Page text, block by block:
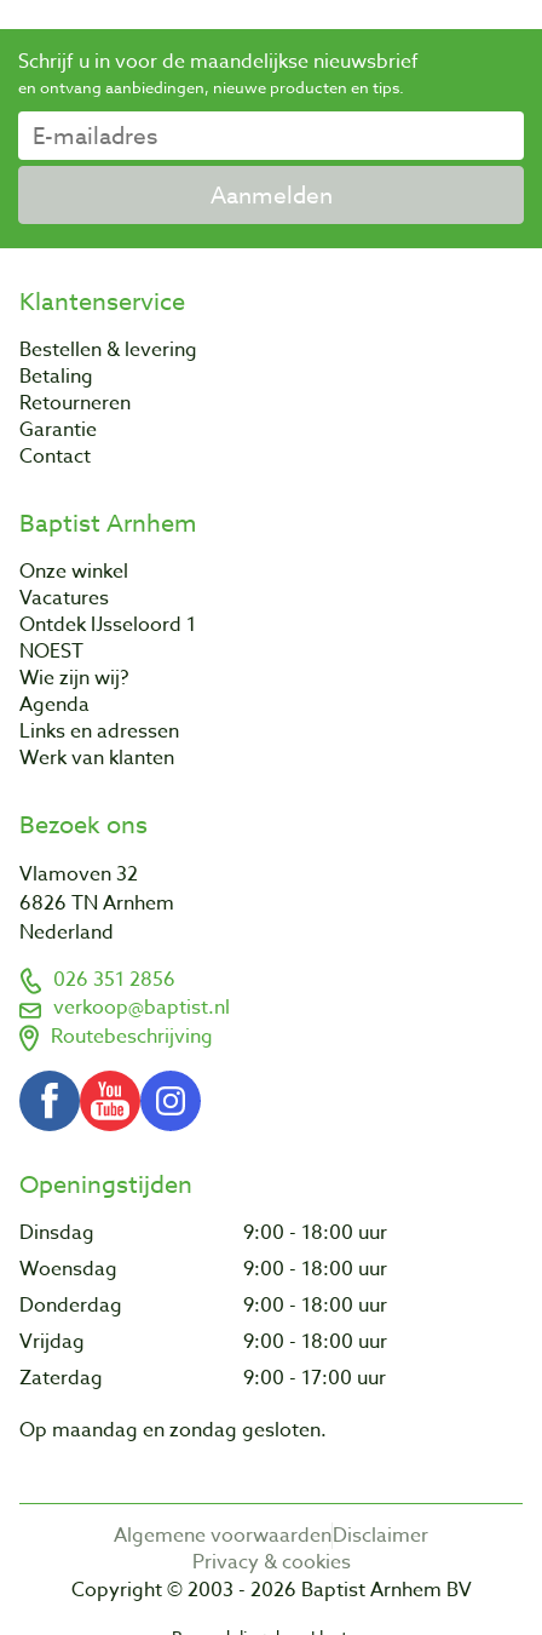
Schrijf u in voor de maandelijkse nieuwsbrief
en ontvang aanbiedingen, nieuwe producten en tips.
Aanmelden
Klantenservice
Bestellen & levering
Betaling
Retourneren
Garantie
Contact
Baptist Arnhem
Onze winkel
Vacatures
Ontdek IJsseloord 1
NOEST
Wie zijn wij?
Agenda
Links en adressen
Werk van klanten
Bezoek ons
Vlamoven 32
6826 TN Arnhem
Nederland
026 351 2856
verkoop@baptist.nl
Routebeschrijving
Openingstijden
Dinsdag
9:00 - 18:00 uur
Woensdag
9:00 - 18:00 uur
Donderdag
9:00 - 18:00 uur
Vrijdag
9:00 - 18:00 uur
Zaterdag
9:00 - 17:00 uur
Op maandag en zondag gesloten.
Algemene voorwaardenDisclaimer
Privacy & cookies
Copyright © 2003 - 2026 Baptist Arnhem BV